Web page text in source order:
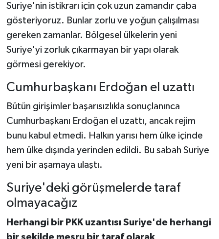
Suriye'nin istikrarı için çok uzun zamandır çaba
gösteriyoruz. Bunlar zorlu ve yoğun çalışılması
gereken zamanlar. Bölgesel ülkelerin yeni
Suriye'yi zorluk çıkarmayan bir yapı olarak
görmesi gerekiyor.
Cumhurbaşkanı Erdoğan el uzattı
Bütün girişimler başarısızlıkla sonuçlanınca
Cumhurbaşkanı Erdoğan el uzattı, ancak rejim
bunu kabul etmedi. Halkın yarısı hem ülke içinde
hem ülke dışında yerinden edildi. Bu sabah Suriye
yeni bir aşamaya ulaştı.
Suriye'deki görüşmelerde taraf
olmayacağız
Herhangi bir PKK uzantısı Suriye'de herhangi
bir şekilde meşru bir taraf olarak